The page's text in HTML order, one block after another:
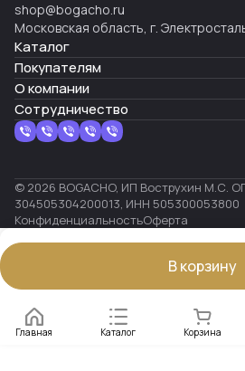
В корзину
Главная Каталог Корзина
shop@bogacho.ru
Московская область, г.
Каталог
Покупателям
О компании
Сотрудничество
© 2026 BOGACHO, ИП Вострухин М.С.
304505304200013, ИНН 505300053800
КонфиденциальностьОферта